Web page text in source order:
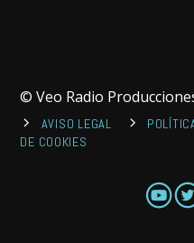
© Veo Radio
AVISO LEGAL
DE COOKIES